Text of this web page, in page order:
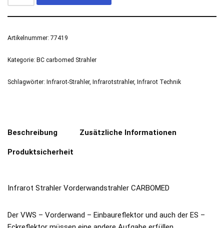
Artikelnummer: 77419
Kategorie: BC carbomed Strahler
Schlagwörter: Infrarot-Strahler, Infrarotstrahler, Infrarot Technik
Beschreibung Zusätzliche Informationen
Produktsicherheit
Infrarot Strahler Vorderwandstrahler CARBOMED
Der VWS – Vorderwand – Einbaureflektor und auch der ES –